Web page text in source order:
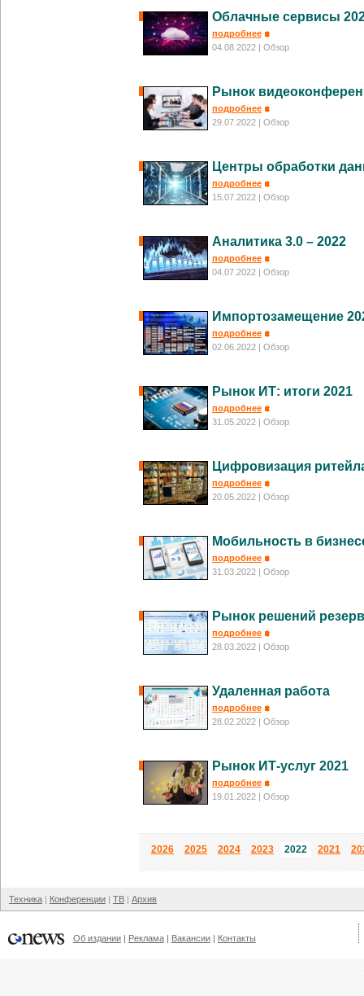
Облачные сервисы
подробнее
04.08.2022
| Обзор
Рынок
подробнее
29.07.2022
| Обзор
Центры обработки
подробнее
15.07.2022
| Обзор
Аналитика 3.0 – 2022
подробнее
04.07.2022
| Обзор
Импортозамещение
подробнее
02.06.2022
| Обзор
Рынок ИТ: итоги 2021
подробнее
31.05.2022
| Обзор
Цифровизация
подробнее
20.05.2022
| Обзор
Мобильность в
подробнее
31.03.2022
| Обзор
Рынок решений
подробнее
28.03.2022
| Обзор
Удаленная работа
подробнее
28.02.2022
| Обзор
Рынок ИТ-услуг 2021
подробнее
19.01.2022
| Обзор
2026 2025 2024 2023 2022 2021
Техника Конференции ТВ Архив
Об издании Реклама Вакансии Контакты